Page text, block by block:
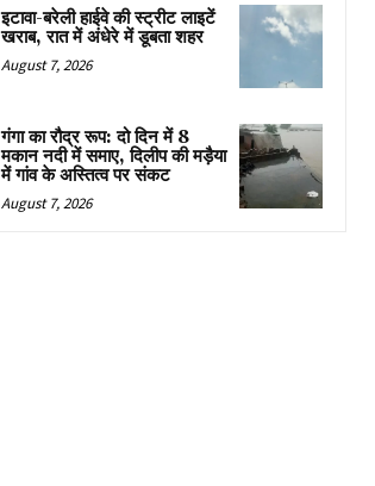
इटावा-बरेली हाईवे की स्ट्रीट लाइटें
खराब, रात में अंधेरे में डूबता शहर
August 7, 2026
गंगा का रौद्र रूप: दो दिन में 8
मकान नदी में समाए, दिलीप की मड़ैया
में गांव के अस्तित्व पर संकट
August 7, 2026